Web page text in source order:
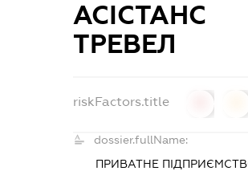
АСІСТАНС
ТРЕВЕЛ
riskFactors.title
dossier.fullName:
ПРИВАТНЕ